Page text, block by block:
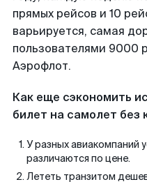
прямых рейсов и 10
варьируется, самая
пользователями 9000
Аэрофлот.
Как еще сэкономить
билет на самолет без
У разных авиакомпаний
различаются по цене.
Лететь транзитом